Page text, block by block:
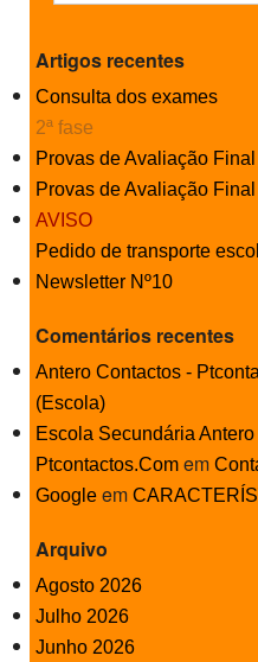
Artigos recentes
Consulta dos exames
2ª fase
Provas de Avaliação
Provas de Avaliação
AVISO
Pedido de transporte
Newsletter Nº10
Comentários recentes
Antero Contactos -
(Escola)
Escola Secundária
Ptcontactos.Com em
Google em
Arquivo
Agosto 2026
Julho 2026
Junho 2026